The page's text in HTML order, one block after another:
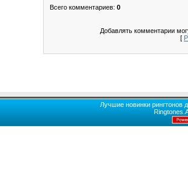
Всего комментариев: 0
Добавлять комментарии
[
Лучшие новинки рингтонов